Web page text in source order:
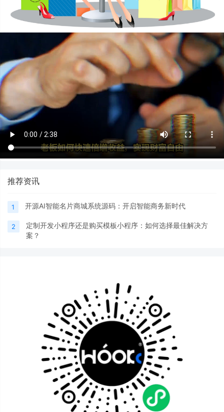
推荐资讯
1 开源AI智能名片商城系统源码：开启智能商务新时代
2
定制开发小程序还是购买模板小程序：如何选择最佳解决方
案？